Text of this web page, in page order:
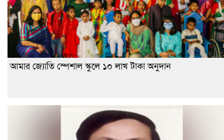
আমার জ্যোতি স্পেশাল স্কুলে ১০ লাখ টাকা অনুদান